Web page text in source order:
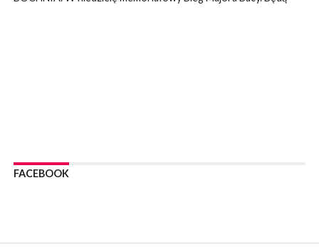
06 sierpnia 2026
POWIAT BRZESKI. W Wytrzyszczce karetka zderzyła się z
FACEBOOK